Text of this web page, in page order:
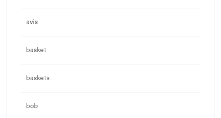
avis
basket
baskets
bob